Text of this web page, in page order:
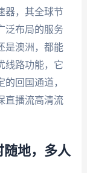
器，其全球节
泛布局的服务
是澳洲，都能
线路功能，它
回国通道，
直播流高清流
随地，多人